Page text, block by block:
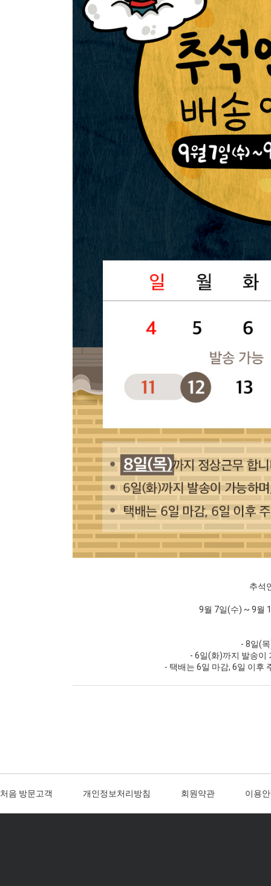
추석
9월 7일(수) ~ 9월
- 8일(
- 6일(화)까지 발송이
- 택배는 6일 마감, 6일 이후
처음 방문고객 개인정보처리방침 회원약관 이용